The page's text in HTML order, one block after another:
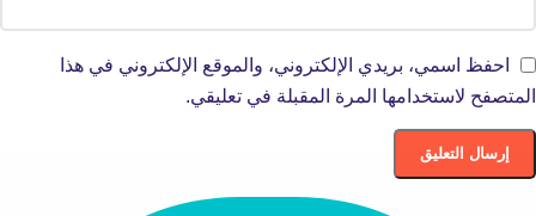
احفظ اسمي، بريدي الإلكتروني، والموقع الإلكتروني في هذا
المتصفح لاستخدامها المرة المقبلة في تعليقي.